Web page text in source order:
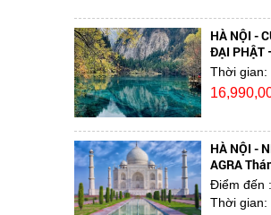
HÀ NỘI -
ĐẠI PHẬT
NGÀY 5
Thời gian:
HÀ NỘI -
AGRA
Điểm đến
Thời gian: